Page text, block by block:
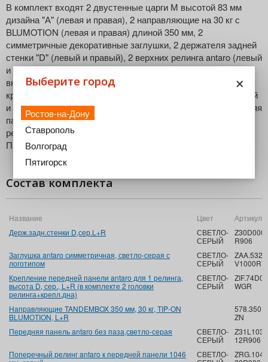
В комплект входят 2 двустенные царги М высотой 83 мм
дизайна "А" (левая и правая), 2 направляющие на 30 кг с
BLUMOTION (левая и правая) длиной 350 мм, 2
симметричные декоративные заглушки, 2 держателя задней
стенки "D" (левый и правый), 2 верхних релинга antaro (левый
и правый), 2 симметричные головки релинга antaro для
внутреннего ящика/фасада из алюминиевого профиля, 2
крепления передней панели antaro для 1 релинга, "D" (левый
и правый), крепление дна к передней панели antaro, передняя
панель Intivo/antaro без паза под раскрой, прямоугольный
релинг Intivo/antaro к передней панели под раскрой.
Предназначен для ширины корпуса до 1200 мм.
Состав комплекта
Название Цвет Артикул
Держ.задн.стенки D,сер.L+R
СВЕТЛО-
СЕРЫЙ
R906
Заглушка antaro симметричная, светло-серая с
логотипом
СВЕТЛО-
СЕРЫЙ
Крепление передней панели antaro для 1 релинга,
высота D, сер., L+R (в комплекте 2 головки
релинга+крепл.дна)
СВЕТЛО-
СЕРЫЙ
ZIF.74D0
WGR
Направляющие TANDEMBOX 350 мм, 30 кг, TIP-ON
BLUMOTION, L+R
ZN
Передняя панель antaro без паза,светло-серая
СВЕТЛО-
СЕРЫЙ
12R906
Поперечный релинг antaro к передней панели 1046
СВЕТЛО-
×
Выберите город
Ростов-на-Дону
Ставрополь
Волгоград
Пятигорск